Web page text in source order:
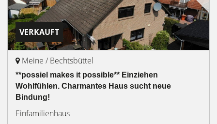
VERKAUFT
Meine / Bechtsbüttel
**possiel makes it possible** Einziehen
Wohlfühlen. Charmantes Haus sucht neue
Bindung!
Einfamilienhaus